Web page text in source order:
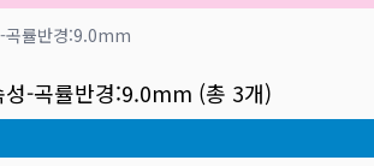
곡률반경:9.0mm
성-곡률반경:9.0mm (총 3개)